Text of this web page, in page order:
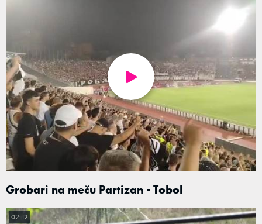
Grobari na meču Partizan - Tobol
02:12